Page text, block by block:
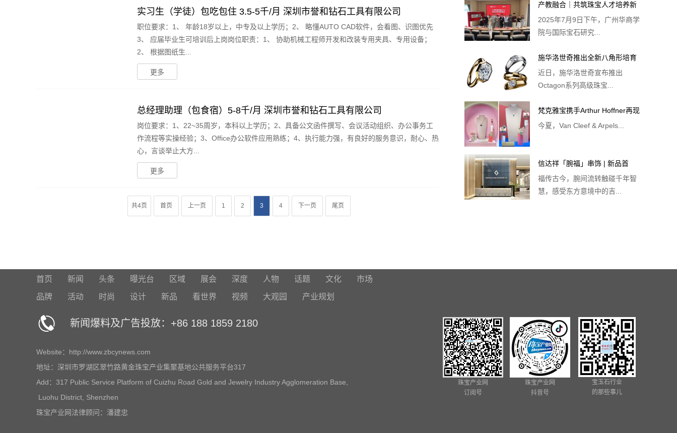
实习生（学徒）包吃包住 3.5-5千/月 深圳市誉和钻石工具有限公司
职位要求：1、 年龄18岁以上，中专及以上学历；2、 略懂AUTO CAD软件，会看图、识图优先
3、 应届毕业生可培训后上岗岗位职责：1、 协助机械工程师开发和改装专用夹具、专用设备；
2、 根据图纸生...
更多
总经理助理（包食宿）5-8千/月 深圳市誉和钻石工具有限公司
岗位要求：1、22~35周岁，本科以上学历；2、具备公文函件撰写、会议活动组织、办公事务工
作流程等实操经验；3、Office办公软件应用熟练；4、执行能力强，有良好的服务意识，耐心、热
心，言谈举止大方...
更多
共4页 首页 上一页 1 2 3 4 下一页 尾页
产教融合｜共筑珠宝人才培养新
平台——广州华商学院&IGI校企
2025年7月9日下午，广州华商学
院与国际宝石研究...
施华洛世奇推出全新八角形培育
钻石珠宝系列
近日，施华洛世奇宣布推出
Octagon系列高级珠宝...
梵克雅宝携手Arthur Hoffner再现
Perlée限时体验空间 悦启欢欣夏
今夏，Van Cleef & Arpels...
信达祥「腕福」串饰 | 新品首
发，串起万千福运！
福传古今，腕间流转触碰千年智
慧，感受东方意境中的吉...
首页 新闻 头条 曝光台 区域 展会 深度 人物 话题 文化 市场
品牌 活动 时尚 设计 新品 看世界 视频 大观园 产业规划
新闻爆料及广告投放：+86 188 1859 2180
Website：http://www.zbcynews.com
地址：深圳市罗湖区翠竹路黄金珠宝产业集聚基地公共服务平台317
Add：317 Public Service Platform of Cuizhu Road Gold and Jewelry Industry Agglomeration Base,
Luohu District, Shenzhen
珠宝产业网法律顾问：潘建忠
珠宝产业网
订阅号
珠宝产业网
抖音号
宝玉石行业
的那些事儿